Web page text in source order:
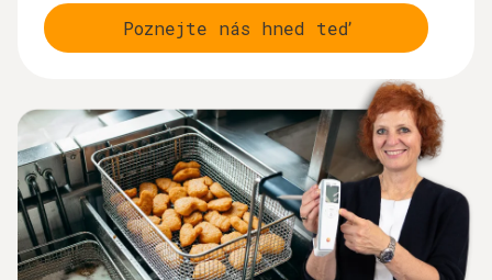
Poznejte nás hned teď